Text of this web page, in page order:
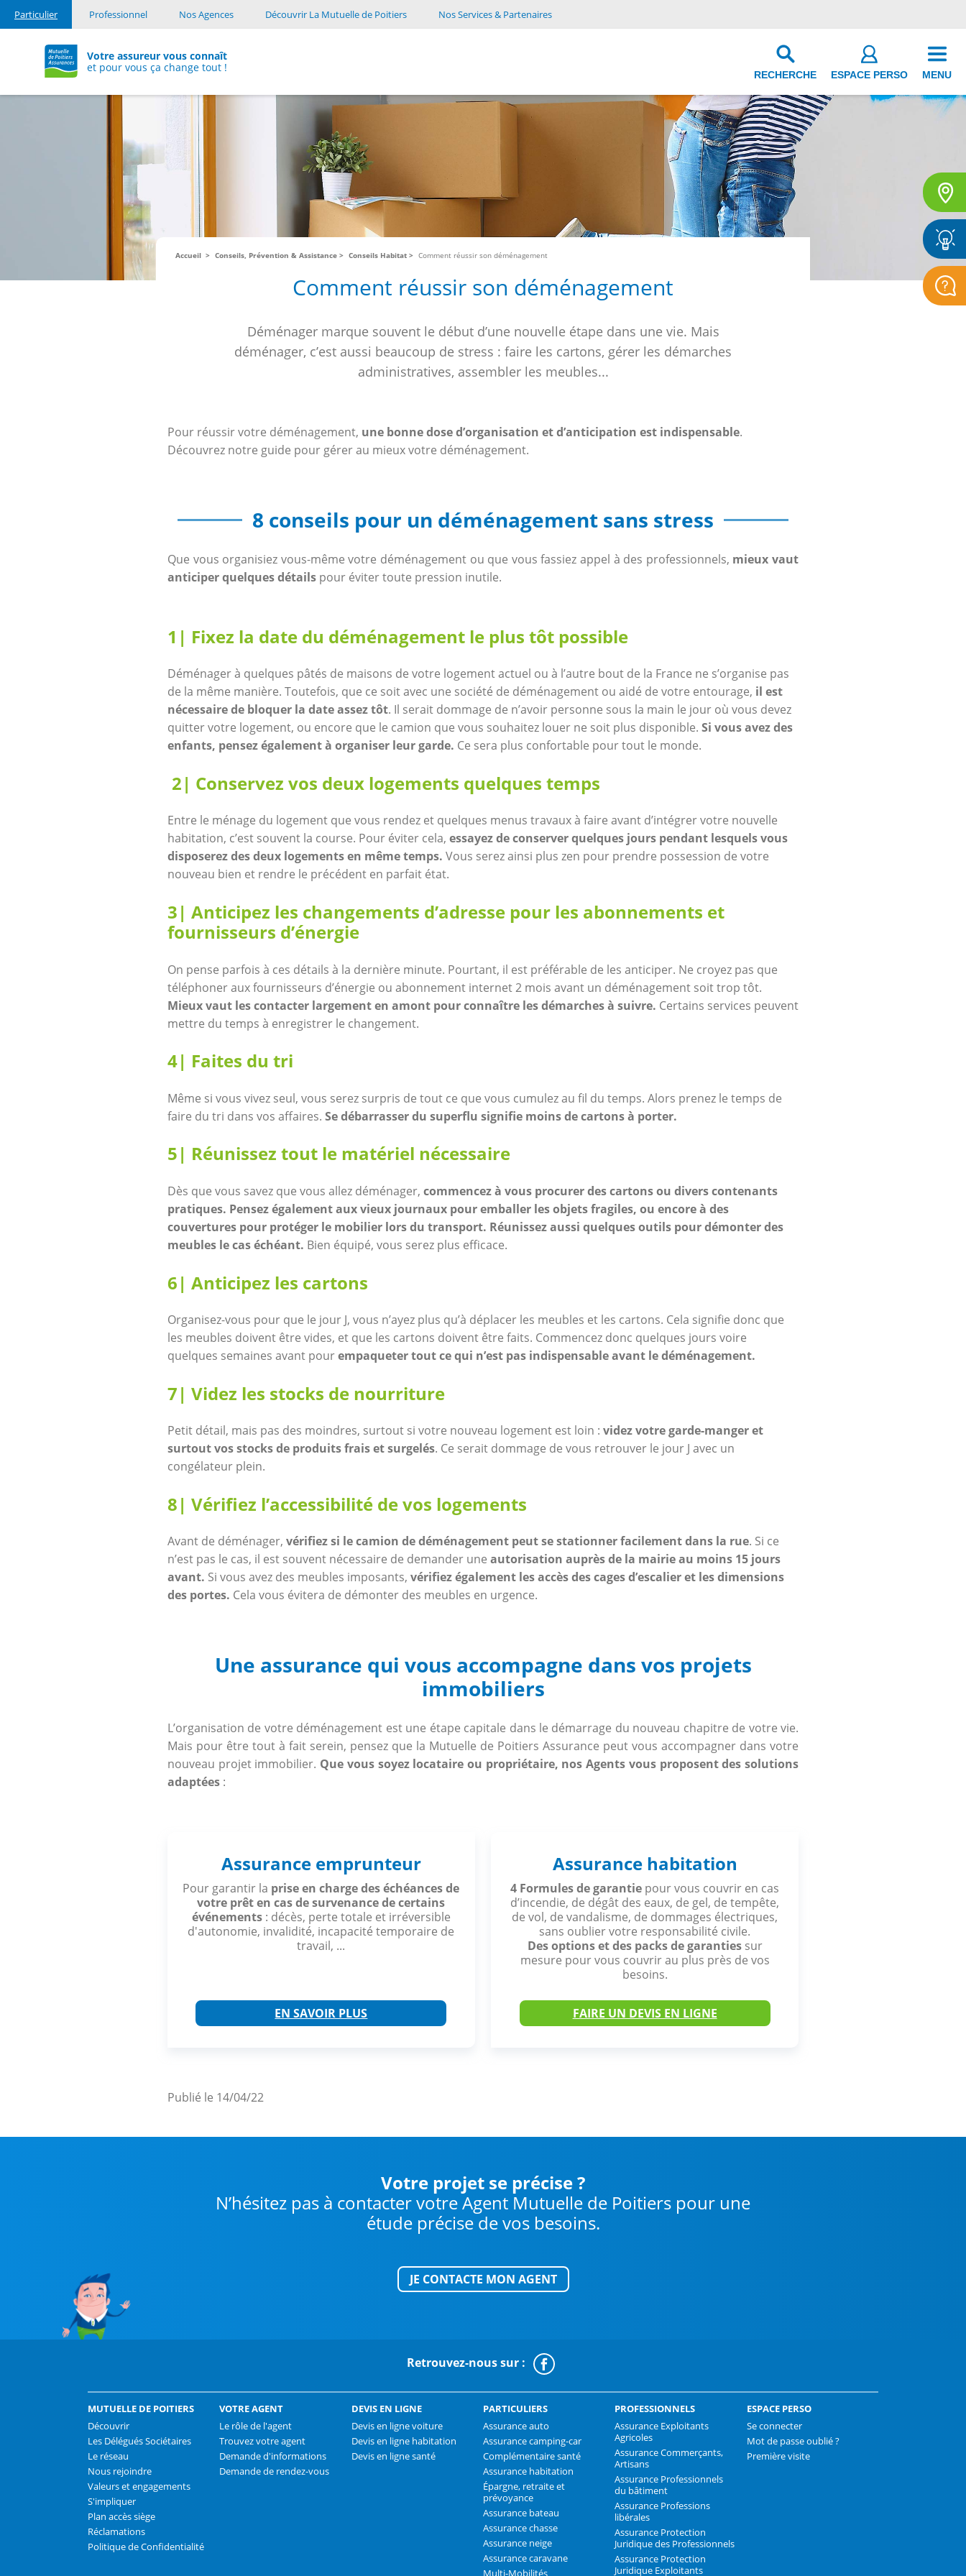
Particulier Professionnel Nos Agences Découvrir La Mutuelle de Poitiers Nos Services & Partenaires
Votre assureur vous connaît
et pour vous ça change tout !
RECHERCHE ESPACE PERSO MENU
Accueil Conseils, Prévention & Assistance Conseils Habitat Comment réussir son déménagement
Comment réussir son déménagement
Déménager marque souvent le début d’une nouvelle étape dans une vie. Mais
déménager, c’est aussi beaucoup de stress : faire les cartons, gérer les démarches
administratives, assembler les meubles...
Pour réussir votre déménagement, une bonne dose d’organisation et d’anticipation est indispensable.
Découvrez notre guide pour gérer au mieux votre déménagement.
8 conseils pour un déménagement sans stress
Que vous organisiez vous-même votre déménagement ou que vous fassiez appel à des professionnels, mieux vaut
anticiper quelques détails pour éviter toute pression inutile.
1| Fixez la date du déménagement le plus tôt possible
Déménager à quelques pâtés de maisons de votre logement actuel ou à l’autre bout de la France ne s’organise pas
de la même manière. Toutefois, que ce soit avec une société de déménagement ou aidé de votre entourage, il est
nécessaire de bloquer la date assez tôt. Il serait dommage de n’avoir personne sous la main le jour où vous devez
quitter votre logement, ou encore que le camion que vous souhaitez louer ne soit plus disponible. Si vous avez des
enfants, pensez également à organiser leur garde. Ce sera plus confortable pour tout le monde.
2| Conservez vos deux logements quelques temps
Entre le ménage du logement que vous rendez et quelques menus travaux à faire avant d’intégrer votre nouvelle
habitation, c’est souvent la course. Pour éviter cela, essayez de conserver quelques jours pendant lesquels vous
disposerez des deux logements en même temps. Vous serez ainsi plus zen pour prendre possession de votre
nouveau bien et rendre le précédent en parfait état.
3| Anticipez les changements d’adresse pour les abonnements et
fournisseurs d’énergie
On pense parfois à ces détails à la dernière minute. Pourtant, il est préférable de les anticiper. Ne croyez pas que
téléphoner aux fournisseurs d’énergie ou abonnement internet 2 mois avant un déménagement soit trop tôt.
Mieux vaut les contacter largement en amont pour connaître les démarches à suivre. Certains services peuvent
mettre du temps à enregistrer le changement.
4| Faites du tri
Même si vous vivez seul, vous serez surpris de tout ce que vous cumulez au fil du temps. Alors prenez le temps de
faire du tri dans vos affaires. Se débarrasser du superflu signifie moins de cartons à porter.
5| Réunissez tout le matériel nécessaire
Dès que vous savez que vous allez déménager, commencez à vous procurer des cartons ou divers contenants
pratiques. Pensez également aux vieux journaux pour emballer les objets fragiles, ou encore à des
couvertures pour protéger le mobilier lors du transport. Réunissez aussi quelques outils pour démonter des
meubles le cas échéant. Bien équipé, vous serez plus efficace.
6| Anticipez les cartons
Organisez-vous pour que le jour J, vous n’ayez plus qu’à déplacer les meubles et les cartons. Cela signifie donc que
les meubles doivent être vides, et que les cartons doivent être faits. Commencez donc quelques jours voire
quelques semaines avant pourempaqueter tout ce qui n’est pas indispensable avant le déménagement.
7| Videz les stocks de nourriture
Petit détail, mais pas des moindres, surtout si votre nouveau logement est loin : videz votre garde-manger et
surtout vos stocks de produits frais et surgelés. Ce serait dommage de vous retrouver le jour J avec un
congélateur plein.
8| Vérifiez l’accessibilité de vos logements
Avant de déménager, vérifiez si le camion de déménagement peut se stationner facilement dans la rue. Si ce
n’est pas le cas, il est souvent nécessaire de demander une autorisation auprès de la mairie au moins 15 jours
avant. Si vous avez des meubles imposants, vérifiez également les accès des cages d’escalier et les dimensions
des portes. Cela vous évitera de démonter des meubles en urgence.
Une assurance qui vous accompagne dans vos projets
immobiliers
L’organisation de votre déménagement est une étape capitale dans le démarrage du nouveau chapitre de votre vie.
Mais pour être tout à fait serein, pensez que la Mutuelle de Poitiers Assurance peut vous accompagner dans votre
nouveau projet immobilier. Que vous soyez locataire ou propriétaire, nos Agents vous proposent des solutions
adaptées :
Assurance emprunteur
Pour garantir la prise en charge des échéances de
votre prêt en cas de survenance de certains
événements: décès, perte totale et irréversible
d'autonomie, invalidité, incapacité temporaire de
travail, ...
EN SAVOIR PLUS
Assurance habitation
4 Formules de garantie pour vous couvrir en cas
d’incendie, de dégât des eaux, de gel, de tempête,
de vol, de vandalisme, de dommages électriques,
sans oublier votre responsabilité civile.
Des options et des packs de garantiessur
mesure pour vous couvrir au plus près de vos
besoins.
FAIRE UN DEVIS EN LIGNE
Publié le 14/04/22
Votre projet se précise ?
N’hésitez pas à contacter votre Agent Mutuelle de Poitiers pour une
étude précise de vos besoins.
JE CONTACTE MON AGENT
Retrouvez-nous sur : Facebook
MUTUELLE DE POITIERS
Découvrir
Les Délégués Sociétaires
Le réseau
Nous rejoindre
Valeurs et engagements
S'impliquer
Plan accès siège
Réclamations
Politique de Confidentialité
VOTRE AGENT
Le rôle de l'agent
Trouvez votre agent
Demande d'informations
Demande de rendez-vous
DEVIS EN LIGNE
Devis en ligne voiture
Devis en ligne habitation
Devis en ligne santé
PARTICULIERS
Assurance auto
Assurance camping-car
Complémentaire santé
Assurance habitation
Épargne, retraite et
prévoyance
Assurance bateau
Assurance chasse
Assurance neige
Assurance caravane
Multi-Mobilités
PROFESSIONNELS
Assurance Exploitants
Agricoles
Assurance Commerçants,
Artisans
Assurance Professionnels
du bâtiment
Assurance Professions
libérales
Assurance Protection
Juridique des Professionnels
Assurance Protection
Juridique Exploitants
ESPACE PERSO
Se connecter
Mot de passe oublié ?
Première visite